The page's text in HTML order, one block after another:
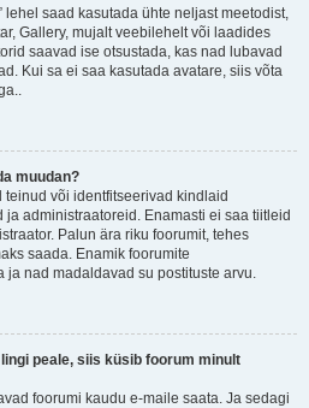
lehel saad kasutada ühte neljast meetodist,
Gallery, mujalt veebilehelt või laadides
saavad ise otsustada, kas nad lubavad
Kui sa ei saa kasutada avatare, siis võta
muudan?
või identfitseerivad kindlaid
administraatoreid. Enamasti ei saa tiitleid
Palun ära riku foorumit, tehes
saada. Enamik foorumite
nad madaldavad su postituste arvu.
peale, siis küsib foorum minult
foorumi kaudu e-maile saata. Ja sedagi